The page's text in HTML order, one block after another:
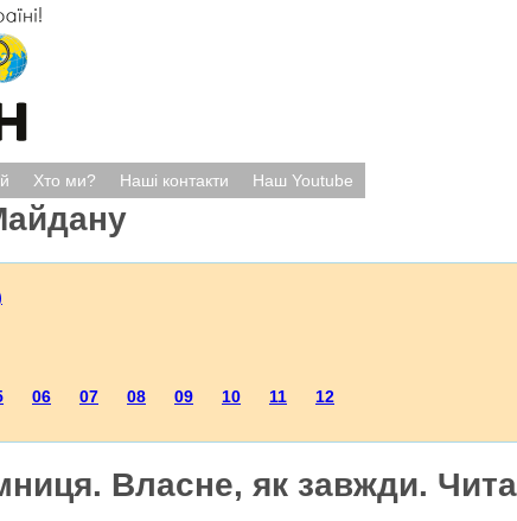
Хто ми? Наші контакти Наш Youtube
06 07 08 09 10 11 12
Власне, як завжди.